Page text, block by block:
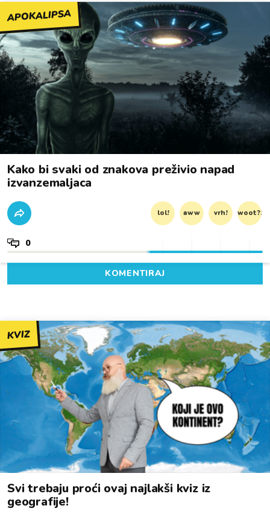
APOKALIPSA
Kako bi svaki od znakova preživio napad
izvanzemaljaca
lol! aww vrh! woot?!
0
KOMENTIRAJ
KVIZ
Svi trebaju proći ovaj najlakši kviz iz
geografije!